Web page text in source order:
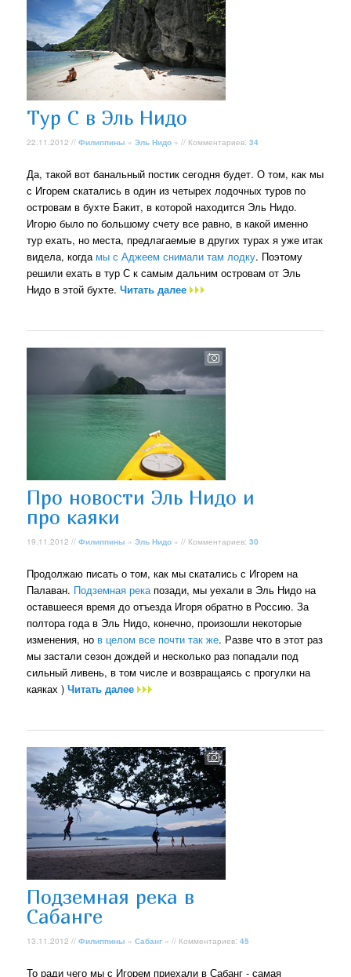
Тур С в Эль Нидо
22.11.2012 //Филиппины »Эль Нидо » // Комментариев:34
Да, такой вот банальный постик сегодня будет. О том, как мы
с Игорем скатались в один из четырех лодочных туров по
островам в бухте Бакит, в которой находится Эль Нидо.
Игорю было по большому счету все равно, в какой именно
тур ехать, но места, предлагаемые в других турах я уже итак
видела, когда мы с Аджеем снимали там лодку. Поэтому
решили ехать в тур С к самым дальним островам от Эль
Нидо в этой бухте.Читать далее
Про новости Эль Нидо и
про каяки
19.11.2012 //Филиппины »Эль Нидо » // Комментариев:30
Продолжаю писать о том, как мы скатались с Игорем на
Палаван. Подземная река позади, мы уехали в Эль Нидо на
оставшееся время до отъезда Игоря обратно в Россию. За
полтора года в Эль Нидо, конечно, произошли некоторые
изменения, но в целом все почти так же. Разве что в этот раз
мы застали сезон дождей и несколько раз попадали под
сильный ливень, в том числе и возвращаясь с прогулки на
каяках )Читать далее
Подземная река в
Сабанге
13.11.2012 //Филиппины »Сабанг » // Комментариев:45
То ради чего мы с Игорем приехали в Сабанг - самая